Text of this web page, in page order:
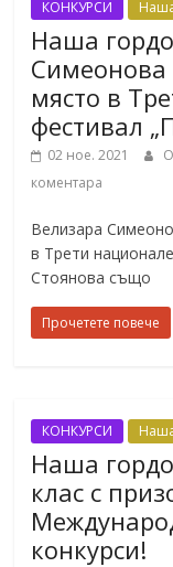
КОНКУРСИ
Наша
Симеонова
място в
фестивал
02 ное. 2021
коментара
Велизара
в Трети
Стоянова също
Прочетете повече
КОНКУРСИ
Наша
клас с
конкурси!